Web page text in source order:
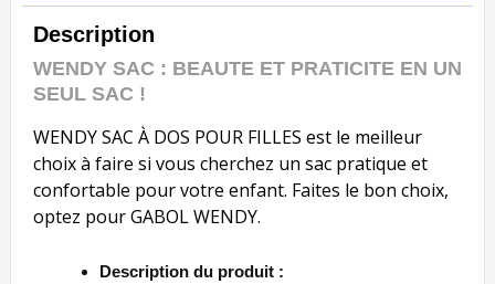
Description
WENDY SAC : BEAUTE ET PRATICITE EN UN
SEUL SAC !
WENDY SAC À DOS POUR FILLES est le meilleur
choix à faire si vous cherchez un sac pratique et
confortable pour votre enfant. Faites le bon choix,
optez pour GABOL WENDY.
Description du produit :